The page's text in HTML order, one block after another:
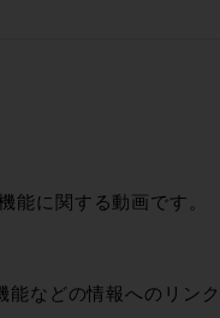
能に関する動画です。
などの情報へのリン